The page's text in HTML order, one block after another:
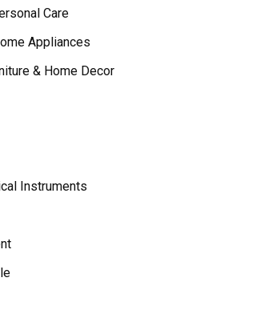
Care
Appliances
& Home Decor
Instruments